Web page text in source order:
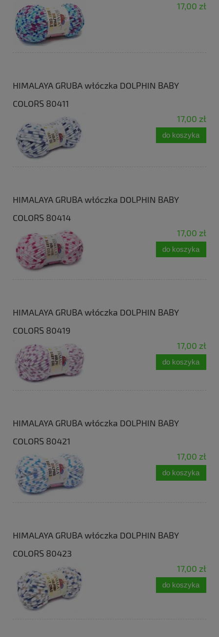
17,00 zł
HIMALAYA GRUBA włóczka DOLPHIN BABY
COLORS 80411
17,00 zł
do koszyka
HIMALAYA GRUBA włóczka DOLPHIN BABY
COLORS 80414
17,00 zł
do koszyka
HIMALAYA GRUBA włóczka DOLPHIN BABY
COLORS 80419
17,00 zł
do koszyka
HIMALAYA GRUBA włóczka DOLPHIN BABY
COLORS 80421
17,00 zł
do koszyka
HIMALAYA GRUBA włóczka DOLPHIN BABY
COLORS 80423
17,00 zł
do koszyka